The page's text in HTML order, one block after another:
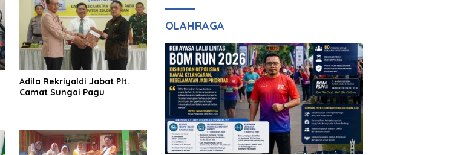
Adila Rekriyaldi Jabat Plt.
Camat Sungai Pagu
dengan Kualitas
dan Pelayanan
Harapan Akan
OLAHRAGA